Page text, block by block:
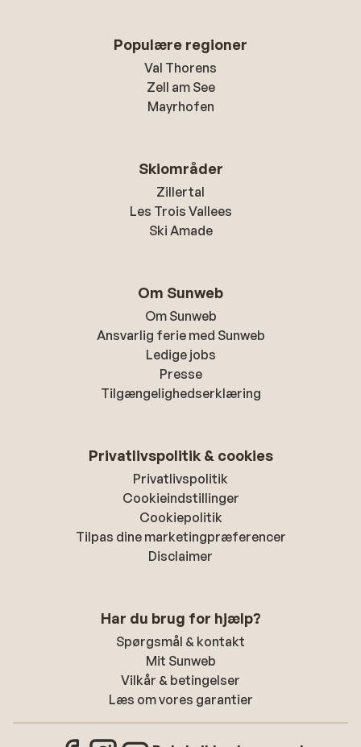
Populære regioner
Val Thorens
Zell am See
Mayrhofen
Skiområder
Zillertal
Les Trois Vallees
Ski Amade
Om Sunweb
Om Sunweb
Ansvarlig ferie med Sunweb
Ledige jobs
Presse
Tilgængelighedserklæring
Privatlivspolitik & cookies
Privatlivspolitik
Cookieindstillinger
Cookiepolitik
Tilpas dine marketingpræferencer
Disclaimer
Har du brug for hjælp?
Spørgsmål & kontakt
Mit Sunweb
Vilkår & betingelser
Læs om vores garantier